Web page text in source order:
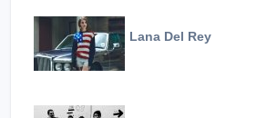
Lana Del Rey